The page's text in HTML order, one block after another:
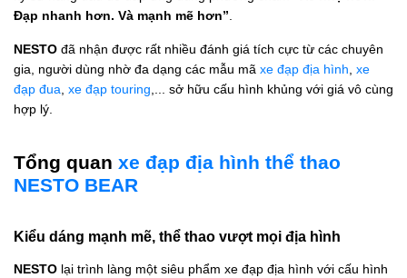
Đạp nhanh hơn. Và mạnh mẽ hơn”
NESTO đã nhận được rất nhiều đánh giá tích cực từ các chuyên
gia, người dùng nhờ đa dạng các mẫu mã xe đạp địa hình xe
đạp đua xe đạp touring ,... sở hữu cấu hình khủng với giá vô cùng
hợp lý.
Tổng quan xe đạp địa hình thể thao
NESTO BEAR
Kiểu dáng mạnh mẽ, thể thao vượt mọi địa hình
NESTO lại trình làng một siêu phẩm xe đạp địa hình với cấu hình